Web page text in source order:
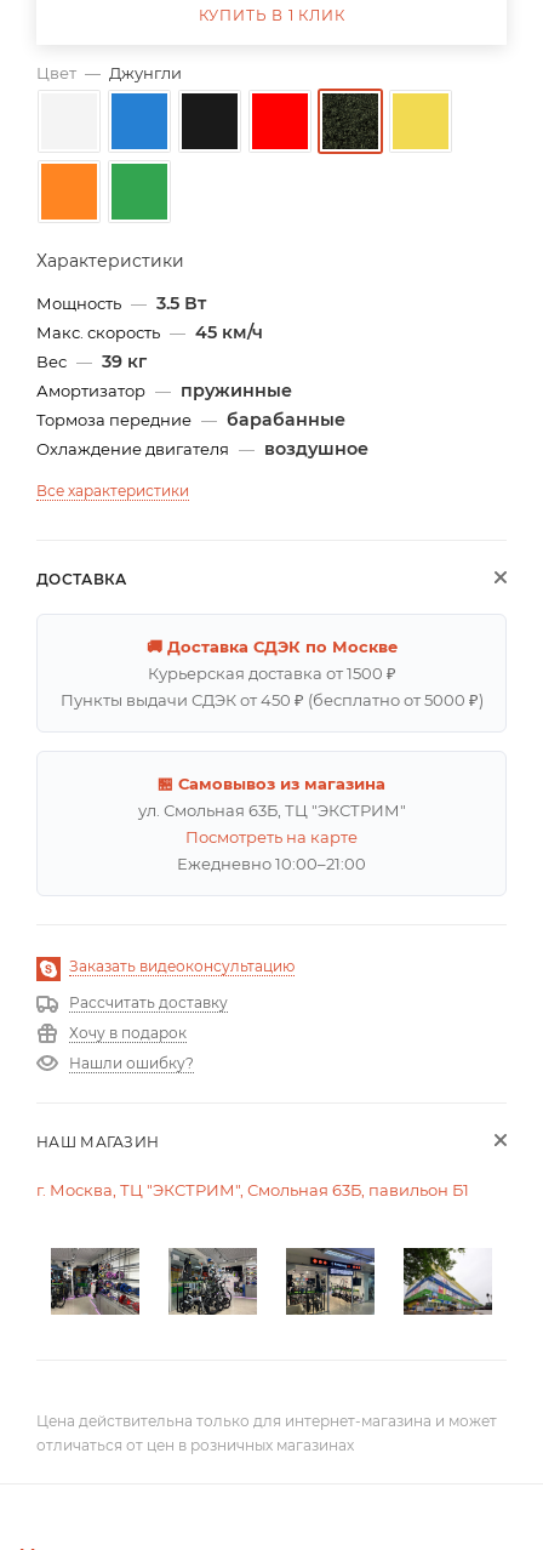
Цвет — Джунгли
Характеристики
Мощность — 3.5 Вт
Макс. скорость — 45 км/ч
Вес — 39 кг
Амортизатор — пружинные
Тормоза передние — барабанные
Охлаждение двигателя — воздушное
Все характеристики
ДОСТАВКА
🚚 Доставка СДЭК по Москве
Курьерская доставка от 1500 ₽
Пункты выдачи СДЭК от 450 ₽ (бесплатно от 5000 ₽)
🏪 Самовывоз из магазина
ул. Смольная 63Б, ТЦ "ЭКСТРИМ"
Посмотреть на карте
Ежедневно 10:00–21:00
Заказать видеоконсультацию
Рассчитать доставку
Хочу в подарок
Нашли ошибку?
НАШ МАГАЗИН
г. Москва, ТЦ "ЭКСТРИМ", Смольная 63Б, павильон Б1
КУПИТЬ В 1 КЛИК
Цена действительна только для интернет-магазина и может
отличаться от цен в розничных магазинах